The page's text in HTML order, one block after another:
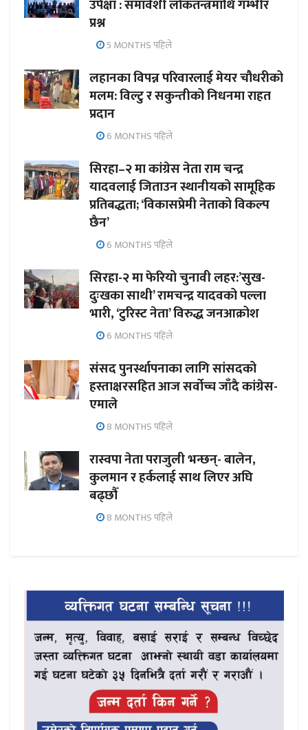
उपेक्षा : समावेशी लोकतन्त्रमाथि गम्भीर
प्रश्न
5 MONTHS पहिले
लहानका विपन्न परिवारलाई मेयर चौधरीको
मलम: विल्टु र सकुन्तीको निधनमा राहत
प्रदान
6 MONTHS पहिले
सिरहा–२ मा कांग्रेस नेता राम चन्द्र
यादवलाई जिताउन स्थानीयको सामूहिक
प्रतिबद्धता; ‘विकासप्रेमी नेताको विकल्प
छैन’
6 MONTHS पहिले
सिरहा-२ मा फेरियो चुनावी लहर:’सुख-
दुःखका साथी’ रामचन्द्र यादवको पल्ला
भारी, ‘टुरिस्ट नेता’ विरुद्ध जनआक्रोश
6 MONTHS पहिले
संसद पुनर्स्थापनाका लागि सांसदको
हस्ताक्षरसहित आज सर्वोच्च जाँदै कांग्रेस-
एमाले
8 MONTHS पहिले
रास्वपा नेता पराजुली भन्छन्- बालेन,
कुलमान र हर्कलाई साथ लिएर अघि
बढ्छौँ
8 MONTHS पहिले